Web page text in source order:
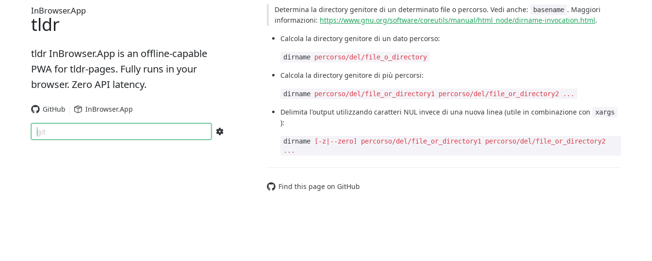
InBrowser.App
tldr
tldr InBrowser.App is an offline-capable
PWA for tldr-pages. Fully runs in your
browser. Zero API latency.
GitHub InBrowser.App
git
Determina la directory genitore di un determinato file o percorso. Vedi anche: basename . Maggiori
informazioni: https://www.gnu.org/software/coreutils/manual/html_node/dirname-invocation.html.
Calcola la directory genitore di un dato percorso:
dirname percorso/del/file_o_directory
Calcola la directory genitore di più percorsi:
dirname percorso/del/file_or_directory1 percorso/del/file_or_directory2 ...
Delimita l'output utilizzando caratteri NUL invece di una nuova linea (utile in combinazione con xargs
):
dirname [-z|--zero]
percorso/del/file_or_directory1 percorso/del/file_or_directory2
...
Find this page on GitHub